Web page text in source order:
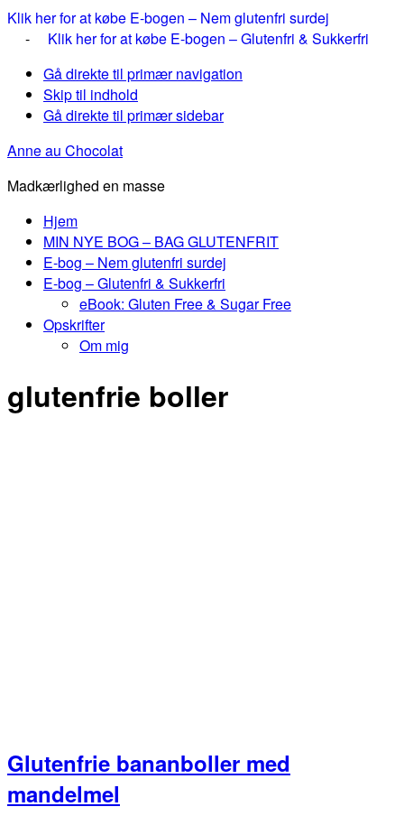
Klik her for at købe E-bogen – Nem glutenfri surdej
- Klik her for at købe E-bogen – Glutenfri & Sukkerfri
Gå direkte til primær navigation
Skip til indhold
Gå direkte til primær sidebar
Anne au Chocolat
Madkærlighed en masse
Hjem
MIN NYE BOG – BAG GLUTENFRIT
E-bog – Nem glutenfri surdej
E-bog – Glutenfri & Sukkerfri
eBook: Gluten Free & Sugar Free
Opskrifter
Om mig
glutenfrie boller
Glutenfrie bananboller med
mandelmel